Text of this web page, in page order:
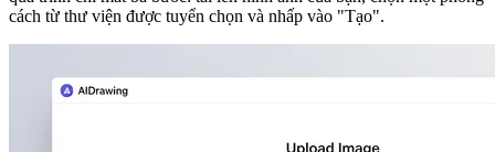
cách từ thư viện được tuyển chọn và nhấp vào "Tạo".